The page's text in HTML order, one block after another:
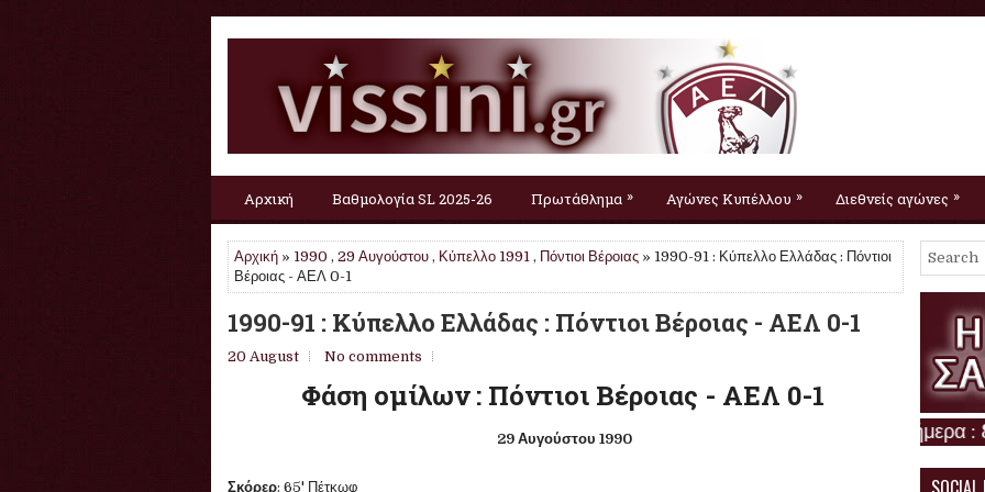
Αρχική Βαθμολογία SL 2025-26 Πρωτάθλημα » Αγώνες Κυπέλλου » Διεθνείς αγώνες »
Αρχική » 1990 , 29 Αυγούστου , Κύπελλο 1991 , Πόντιοι Βέροιας » 1990-91 : Κύπελλο Ελλάδας : Πόντιοι
Βέροιας - ΑΕΛ 0-1
1990-91 : Κύπελλο Ελλάδας : Πόντιοι Βέροιας - ΑΕΛ 0-1
20 August No comments
Φάση ομίλων : Πόντιοι Βέροιας - ΑΕΛ 0-1
29 Αυγούστου 1990
Σκόρερ: 65' Πέτκωφ